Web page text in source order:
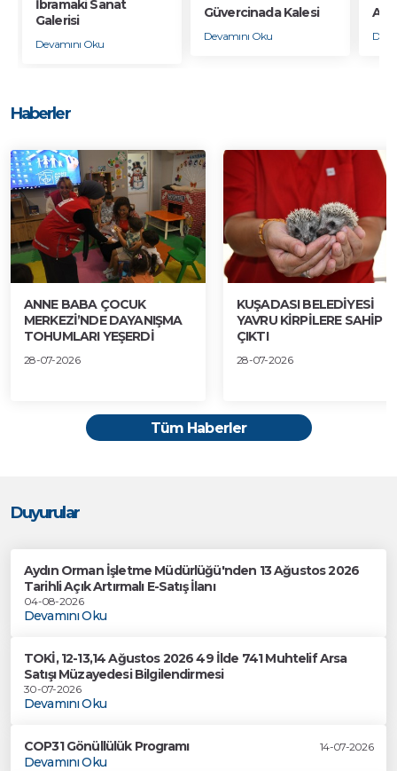
İbramaki Sanat
Galerisi
Devamını Oku
Güvercinada Kalesi
Devamını Oku
Haberler
ANNE BABA ÇOCUK
MERKEZİ’NDE DAYANIŞMA
TOHUMLARI YEŞERDİ
28-07-2026
KUŞADASI BELEDİYESİ
YAVRU KİRPİLERE SAHİP
ÇIKTI
28-07-2026
Tüm Haberler
Duyurular
Aydın Orman İşletme Müdürlüğü'nden 13 Ağustos 2026
Tarihli Açık Artırmalı E-Satış İlanı
04-08-2026
Devamını Oku
TOKİ, 12-13,14 Ağustos 2026 49 İlde 741 Muhtelif Arsa
Satışı Müzayedesi Bilgilendirmesi
30-07-2026
Devamını Oku
COP31 Gönüllülük Programı 14-07-2026
Devamını Oku